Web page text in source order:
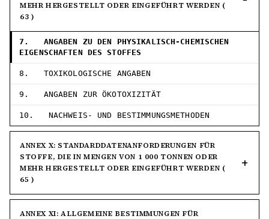
MEHR HERGESTELLT ODER EINGEFÜHRT WERDEN (
63 )
7. ANGABEN ZU DEN PHYSIKALISCH-CHEMISCHEN
EIGENSCHAFTEN DES STOFFES
8. TOXIKOLOGISCHE ANGABEN
9. ANGABEN ZUR ÖKOTOXIZITÄT
10. NACHWEIS- UND BESTIMMUNGSMETHODEN
ANNEX X: STANDARDDATENANFORDERUNGEN FÜR
STOFFE, DIE IN MENGEN VON 1 000 TONNEN ODER
MEHR HERGESTELLT ODER EINGEFÜHRT WERDEN (
65 )
ANNEX XI: ALLGEMEINE BESTIMMUNGEN FÜR